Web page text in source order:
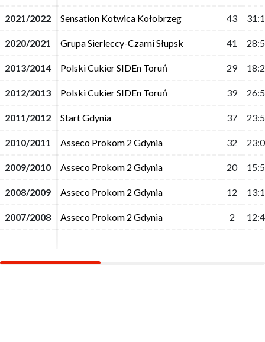
2021/2022 Sensation Kotwica Kołobrzeg 43
2020/2021 Grupa Sierleccy-Czarni Słupsk 41
2013/2014 Polski Cukier SIDEn Toruń 29
2012/2013 Polski Cukier SIDEn Toruń 39
2011/2012 Start Gdynia 37
2010/2011 Asseco Prokom 2 Gdynia 32
2009/2010 Asseco Prokom 2 Gdynia 20
2008/2009 Asseco Prokom 2 Gdynia 12
2007/2008 Asseco Prokom 2 Gdynia 2
2021/2022 Sensation Kotwica Kołobrzeg 43
2020/2021 Grupa Sierleccy-Czarni Słupsk 41
2013/2014 Polski Cukier SIDEn Toruń 29
2012/2013 Polski Cukier SIDEn Toruń 39
2011/2012 Start Gdynia 37
2010/2011 Asseco Prokom 2 Gdynia 32
2009/2010 Asseco Prokom 2 Gdynia 20
2008/2009 Asseco Prokom 2 Gdynia 12
2007/2008 Asseco Prokom 2 Gdynia 2